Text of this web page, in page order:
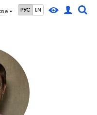
РУС EN